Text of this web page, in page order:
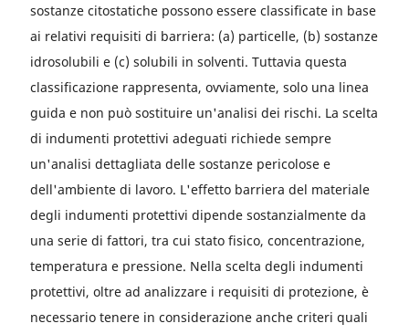
sostanze citostatiche possono essere classificate in base
ai relativi requisiti di barriera: (a) particelle, (b) sostanze
idrosolubili e (c) solubili in solventi. Tuttavia questa
classificazione rappresenta, ovviamente, solo una linea
guida e non può sostituire un'analisi dei rischi. La scelta
di indumenti protettivi adeguati richiede sempre
un'analisi dettagliata delle sostanze pericolose e
dell'ambiente di lavoro. L'effetto barriera del materiale
degli indumenti protettivi dipende sostanzialmente da
una serie di fattori, tra cui stato fisico, concentrazione,
temperatura e pressione. Nella scelta degli indumenti
protettivi, oltre ad analizzare i requisiti di protezione, è
necessario tenere in considerazione anche criteri quali